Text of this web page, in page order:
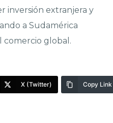
inversión extranjera y
a Sudamérica
comercio global.
X (Twitter) Copy Link